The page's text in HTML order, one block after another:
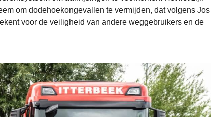
om dodehoekongevallen te vermijden, dat volgens Jos
voor de veiligheid van andere weggebruikers en de